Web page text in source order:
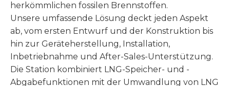
herkömmlichen fossilen Brennstoffen.
Unsere umfassende Lösung deckt jeden Aspekt
ab, vom ersten Entwurf und der Konstruktion bis
hin zur Geräteherstellung, Installation,
Inbetriebnahme und After-Sales-Unterstützung.
Die Station kombiniert LNG-Speicher- und -
Abgabefunktionen mit der Umwandlung von LNG